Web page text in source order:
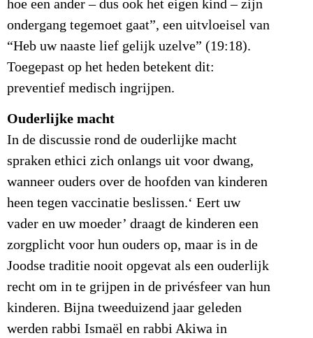
hoe een ander – dus ook het eigen kind – zijn
ondergang tegemoet gaat”, een uitvloeisel van
“Heb uw naaste lief gelijk uzelve” (19:18).
Toegepast op het heden betekent dit:
preventief medisch ingrijpen.
Ouderlijke macht
In de discussie rond de ouderlijke macht
spraken ethici zich onlangs uit voor dwang,
wanneer ouders over de hoofden van kinderen
heen tegen vaccinatie beslissen.‘ Eert uw
vader en uw moeder’ draagt de kinderen een
zorgplicht voor hun ouders op, maar is in de
Joodse traditie nooit opgevat als een ouderlijk
recht om in te grijpen in de privésfeer van hun
kinderen. Bijna tweeduizend jaar geleden
werden rabbi Ismaël en rabbi Akiwa in